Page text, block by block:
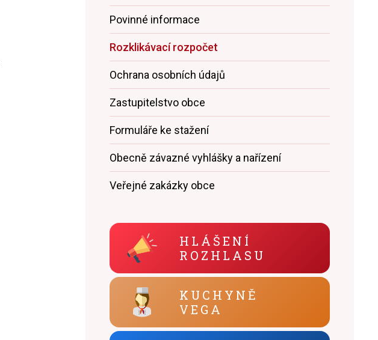
Povinné informace
Rozklikávací rozpočet
Ochrana osobních údajů
Zastupitelstvo obce
Formuláře ke stažení
Obecně závazné vyhlášky a nařízení
Veřejné zakázky obce
HLÁŠENÍ
ROZHLASU
KUCHYNĚ
VEGA